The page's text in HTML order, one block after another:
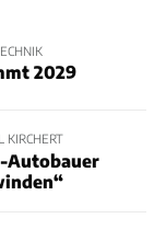
2029
KIRCHERT
Autobauer